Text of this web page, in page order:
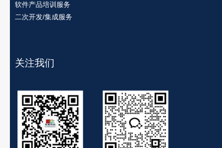
软件产品培训服务
二次开发/集成服务
关注我们